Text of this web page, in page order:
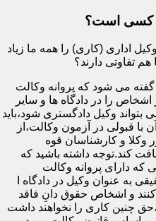
کسی است؟
اداری (کاری) را همه ما زیاد
هم تفاوتی دارند؟
می شود که پروانه وکالت
را در دادگاه ها و سایر
وکیل دادگستری شود،باید
قبولی در آزمون وکالت،از
وکلا و کارشناسان قوه
کند.توجه داشته باشید که
دارای پروانه وکالت
به عنوان وکیل در دادگاه ا
و اشخاص حقوق دانِ فاقد
چنین کاری را نخواهند داشت